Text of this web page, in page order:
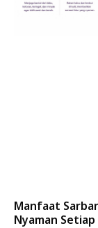
Manfaat
Nyaman Setiap